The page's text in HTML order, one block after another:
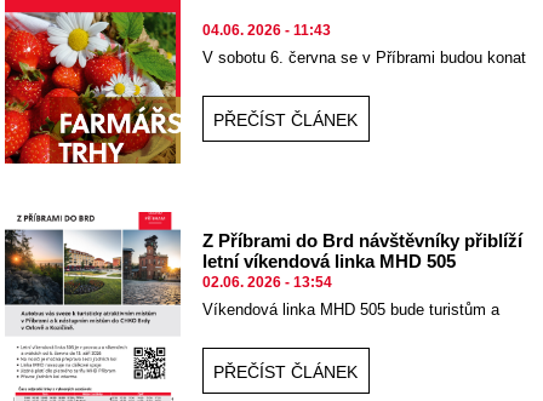
04.06. 2026 - 11:43
V sobotu 6. června se v Příbrami budou konat
PŘEČÍST ČLÁNEK
Z Příbrami do Brd návštěvníky přiblíží
letní víkendová linka MHD 505
02.06. 2026 - 13:54
Víkendová linka MHD 505 bude turistům a
PŘEČÍST ČLÁNEK